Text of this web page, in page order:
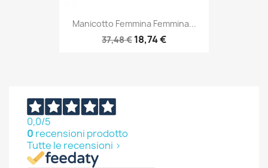
Manicotto Femmina Femmina...
37,48 € 18,74 €
0,0/5
0 recensioni prodotto
Tutte le recensioni >